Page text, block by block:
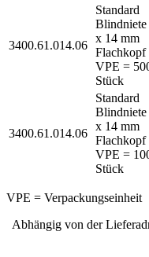
3400.61.014.06
Standard
x 14 mm
Flachkopf
VPE =
Stück
3400.61.014.06
Standard
x 14 mm
Flachkopf
VPE =
Stück
VPE = Verpackungseinheit
Abhängig von der